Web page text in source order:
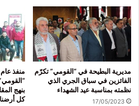
مديرية البطيحة في “القومي” تكرّم
الفائزين في سباق الجري الذي
نظمته بمناسبة عيد الشهداء
17/05/2023
منفذ
بنهج
كل